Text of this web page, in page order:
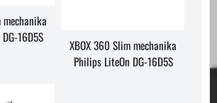
16D5S
XBOX 360 Slim mechanika
Philips LiteOn DG-16D5S